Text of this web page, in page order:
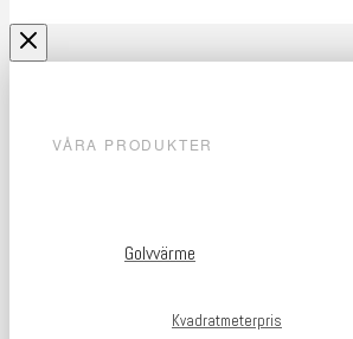
VÅRA PRODUKTER
Golvvärme
Kvadratmeterpris